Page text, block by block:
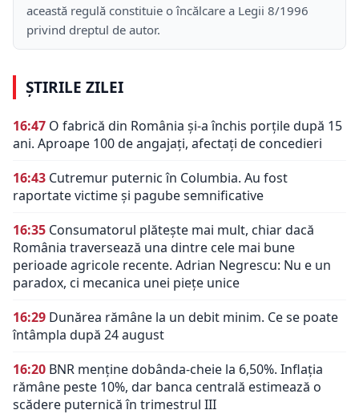
această regulă constituie o încălcare a Legii 8/1996
privind dreptul de autor.
ȘTIRILE ZILEI
16:47 O fabrică din România și-a închis porțile după 15
ani. Aproape 100 de angajați, afectați de concedieri
16:43 Cutremur puternic în Columbia. Au fost
raportate victime și pagube semnificative
16:35 Consumatorul plătește mai mult, chiar dacă
România traversează una dintre cele mai bune
perioade agricole recente. Adrian Negrescu: Nu e un
paradox, ci mecanica unei piețe unice
16:29 Dunărea rămâne la un debit minim. Ce se poate
întâmpla după 24 august
16:20 BNR menține dobânda-cheie la 6,50%. Inflația
rămâne peste 10%, dar banca centrală estimează o
scădere puternică în trimestrul III